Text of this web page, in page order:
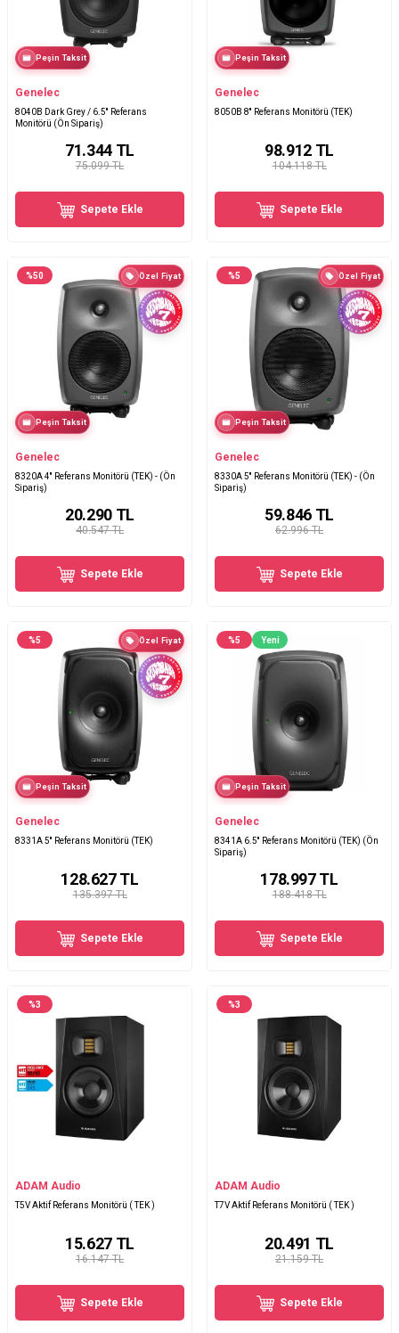
Peşin Taksit
Genelec
8040B Dark Grey / 6.5′′ Referans
Monitörü (Ön Sipariş)
75.099 TL
71.344TL
Sepete Ekle
Peşin Taksit
Genelec
8050B 8'' Referans Monitörü (TEK)
104.118 TL
98.912TL
Sepete Ekle
%50 Özel Fiyat
Peşin Taksit
Genelec
8320A 4'' Referans Monitörü (TEK) - (Ön
Sipariş)
40.547 TL
20.290TL
Sepete Ekle
%5 Özel Fiyat
Peşin Taksit
Genelec
8330A 5'' Referans Monitörü (TEK) - (Ön
Sipariş)
62.996 TL
59.846TL
Sepete Ekle
%5 Özel Fiyat
Peşin Taksit
Genelec
8331A 5'' Referans Monitörü (TEK)
135.397 TL
128.627TL
Sepete Ekle
%5 Yeni
Peşin Taksit
Genelec
8341A 6.5'' Referans Monitörü (TEK) (Ön
Sipariş)
188.418 TL
178.997TL
Sepete Ekle
%3
ADAM Audio
T5V Aktif Referans Monitörü ( TEK )
16.147 TL
15.627TL
Sepete Ekle
%3
ADAM Audio
T7V Aktif Referans Monitörü ( TEK )
21.159 TL
20.491 TL
Sepete Ekle